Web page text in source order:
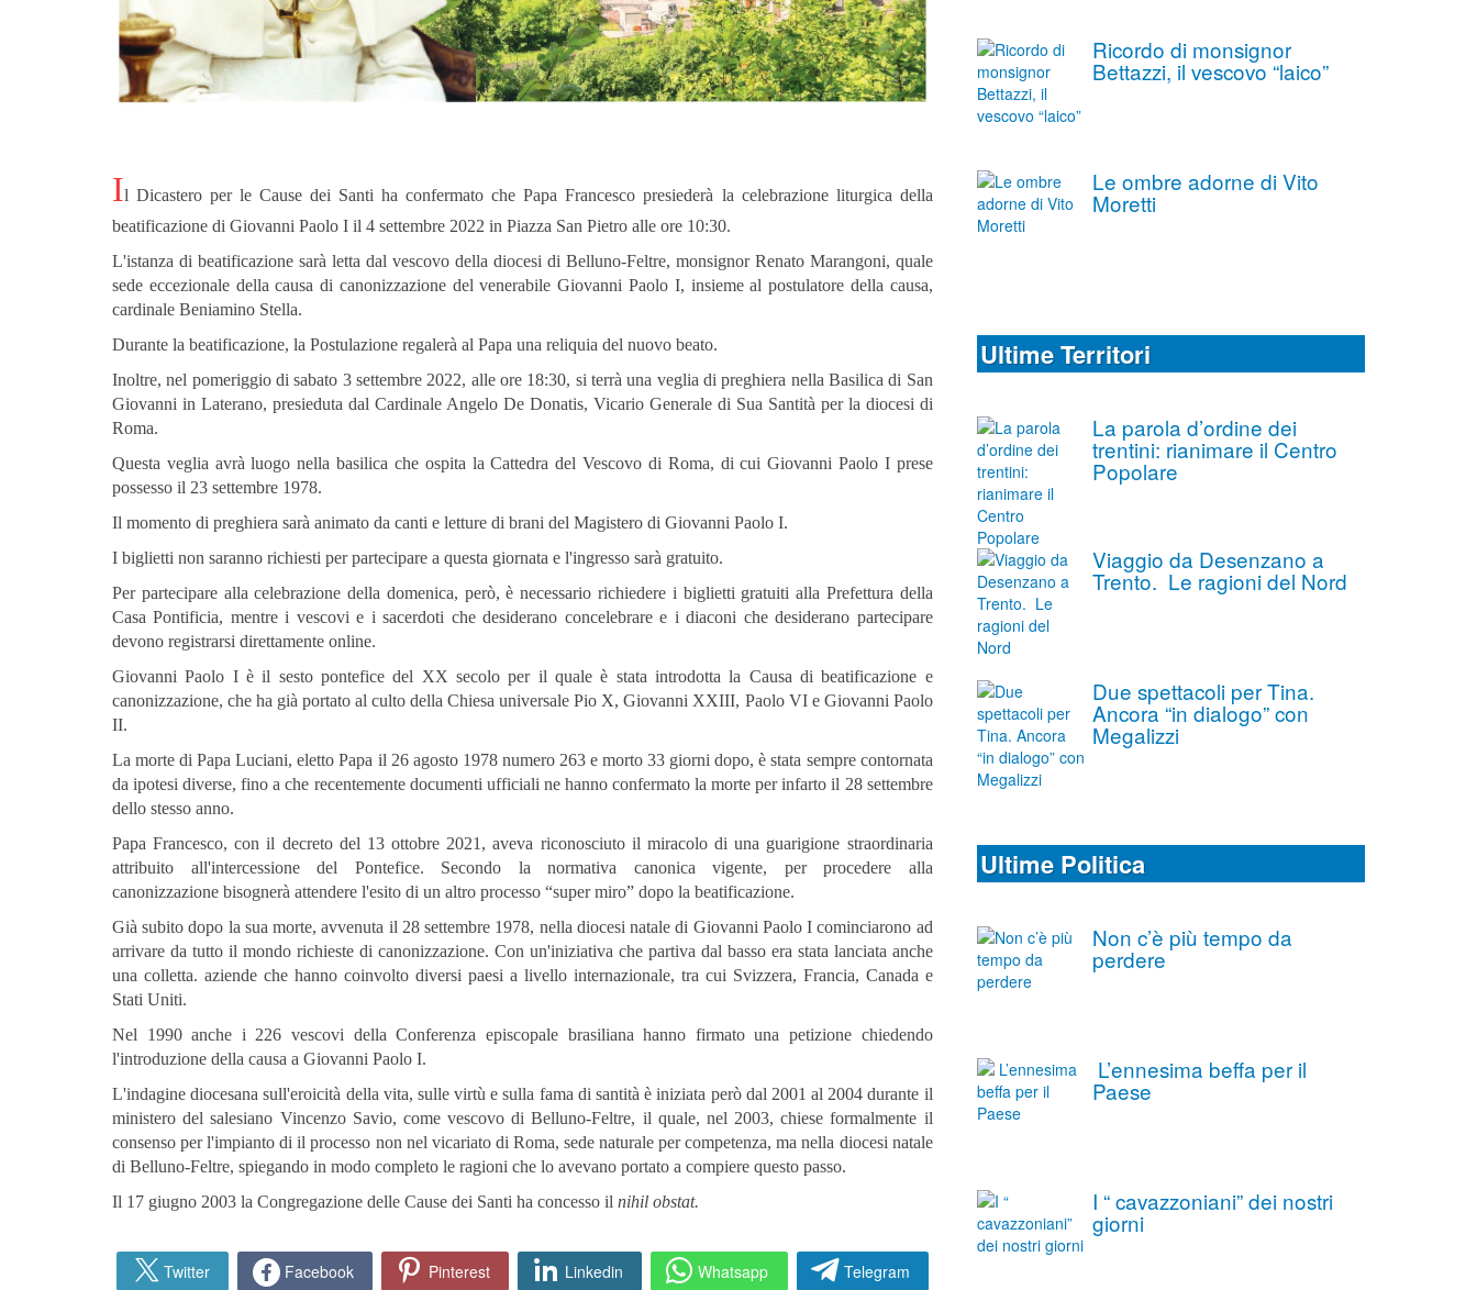
Il Dicastero per le Cause dei Santi ha confermato che Papa Francesco presiederà la celebrazione liturgica della
beatificazione di Giovanni Paolo I il 4 settembre 2022 in Piazza San Pietro alle ore 10:30.
L'istanza di beatificazione sarà letta dal vescovo della diocesi di Belluno-Feltre, monsignor Renato Marangoni, quale
sede eccezionale della causa di canonizzazione del venerabile Giovanni Paolo I, insieme al postulatore della causa,
cardinale Beniamino Stella.
Durante la beatificazione, la Postulazione regalerà al Papa una reliquia del nuovo beato.
Inoltre, nel pomeriggio di sabato 3 settembre 2022, alle ore 18:30, si terrà una veglia di preghiera nella Basilica di San
Giovanni in Laterano, presieduta dal Cardinale Angelo De Donatis, Vicario Generale di Sua Santità per la diocesi di
Roma.
Questa veglia avrà luogo nella basilica che ospita la Cattedra del Vescovo di Roma, di cui Giovanni Paolo I prese
possesso il 23 settembre 1978.
Il momento di preghiera sarà animato da canti e letture di brani del Magistero di Giovanni Paolo I.
I biglietti non saranno richiesti per partecipare a questa giornata e l'ingresso sarà gratuito.
Per partecipare alla celebrazione della domenica, però, è necessario richiedere i biglietti gratuiti alla Prefettura della
Casa Pontificia, mentre i vescovi e i sacerdoti che desiderano concelebrare e i diaconi che desiderano partecipare
devono registrarsi direttamente online.
Giovanni Paolo I è il sesto pontefice del XX secolo per il quale è stata introdotta la Causa di beatificazione e
canonizzazione, che ha già portato al culto della Chiesa universale Pio X, Giovanni XXIII, Paolo VI e Giovanni Paolo
II.
La morte di Papa Luciani, eletto Papa il 26 agosto 1978 numero 263 e morto 33 giorni dopo, è stata sempre contornata
da ipotesi diverse, fino a che recentemente documenti ufficiali ne hanno confermato la morte per infarto il 28 settembre
dello stesso anno.
Papa Francesco, con il decreto del 13 ottobre 2021, aveva riconosciuto il miracolo di una guarigione straordinaria
attribuito all'intercessione del Pontefice. Secondo la normativa canonica vigente, per procedere alla
canonizzazione bisognerà attendere l'esito di un altro processo “super miro” dopo la beatificazione.
Già subito dopo la sua morte, avvenuta il 28 settembre 1978, nella diocesi natale di Giovanni Paolo I cominciarono ad
arrivare da tutto il mondo richieste di canonizzazione. Con un'iniziativa che partiva dal basso era stata lanciata anche
una colletta. aziende che hanno coinvolto diversi paesi a livello internazionale, tra cui Svizzera, Francia, Canada e
Stati Uniti.
Nel 1990 anche i 226 vescovi della Conferenza episcopale brasiliana hanno firmato una petizione chiedendo
l'introduzione della causa a Giovanni Paolo I.
L'indagine diocesana sull'eroicità della vita, sulle virtù e sulla fama di santità è iniziata però dal 2001 al 2004 durante il
ministero del salesiano Vincenzo Savio, come vescovo di Belluno-Feltre, il quale, nel 2003, chiese formalmente il
consenso per l'impianto di il processo non nel vicariato di Roma, sede naturale per competenza, ma nella diocesi natale
di Belluno-Feltre, spiegando in modo completo le ragioni che lo avevano portato a compiere questo passo.
Il 17 giugno 2003 la Congregazione delle Cause dei Santi ha concesso il nihil obstat.
Twitter Facebook Pinterest Linkedin Whatsapp Telegram
Ricordo di monsignor
Bettazzi, il vescovo “laico”
Le ombre adorne di Vito
Moretti
Ultime Territori
La parola d’ordine dei
trentini: rianimare il Centro
Popolare
Viaggio da Desenzano a
Trento. Le ragioni del Nord
Due spettacoli per Tina.
Ancora “in dialogo” con
Megalizzi
Ultime Politica
Non c’è più tempo da
perdere
L’ennesima beffa per il
Paese
I “ cavazzoniani” dei nostri
giorni